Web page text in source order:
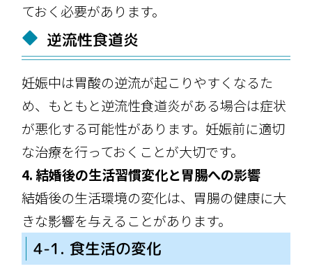
ておく必要があります。
逆流性食道炎
妊娠中は胃酸の逆流が起こりやすくなるた
め、もともと逆流性食道炎がある場合は症状
が悪化する可能性があります。妊娠前に適切
な治療を行っておくことが大切です。
4. 結婚後の生活習慣変化と胃腸への影響
結婚後の生活環境の変化は、胃腸の健康に大
きな影響を与えることがあります。
4-1. 食生活の変化